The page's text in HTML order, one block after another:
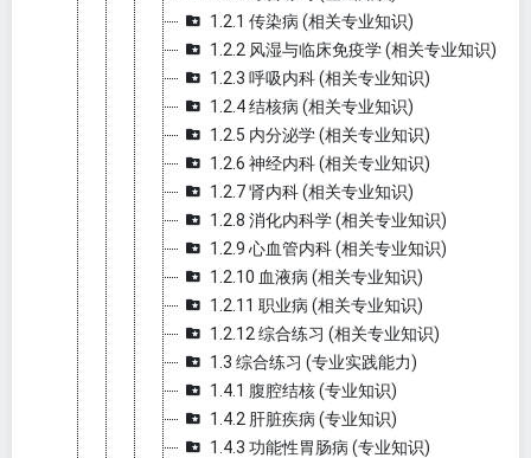
1.2.1 传染病 (相关专业知识)
1.2.2 风湿与临床免疫学 (相关专业知识)
1.2.3 呼吸内科 (相关专业知识)
1.2.4 结核病 (相关专业知识)
1.2.5 内分泌学 (相关专业知识)
1.2.6 神经内科 (相关专业知识)
1.2.7 肾内科 (相关专业知识)
1.2.8 消化内科学 (相关专业知识)
1.2.9 心血管内科 (相关专业知识)
1.2.10 血液病 (相关专业知识)
1.2.11 职业病 (相关专业知识)
1.2.12 综合练习 (相关专业知识)
1.3 综合练习 (专业实践能力)
1.4.1 腹腔结核 (专业知识)
1.4.2 肝脏疾病 (专业知识)
1.4.3 功能性胃肠病 (专业知识)